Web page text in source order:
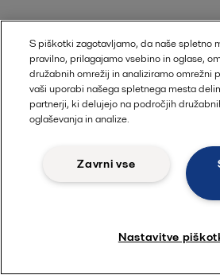
S piškotki zagotavljamo, da naše spletno
pravilno, prilagajamo vsebino in oglase,
družabnih omrežij in analiziramo omrežni
vaši uporabi našega spletnega mesta
partnerji, ki delujejo na področjih
oglaševanja in analize.
Zavrni vse
Nastavitve